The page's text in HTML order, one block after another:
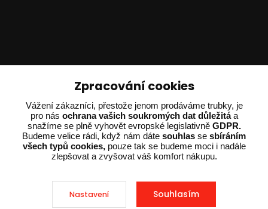
Ing. Adam Dvořák
+420 602 234 254
(Po-Pá 8:00 - 15:00)
potrebujiporadit@dvorak-karlik.cz
Zpracování cookies
Vážení zákazníci, přestože jenom prodáváme trubky, je
pro nás ochrana vašich soukromých dat důležitáa
snažíme se plně vyhovět evropské legislativně GDPR.
Budeme velice rádi, když nám dáte souhlas se sbíráním
všech typů cookies,pouze tak se budeme moci i nadále
zlepšovat a zvyšovat váš komfort nákupu.
Nastavení Souhlasím